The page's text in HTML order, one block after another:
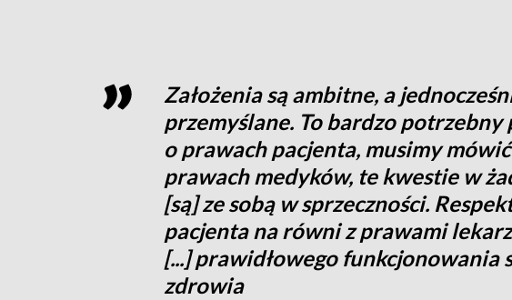
Założenia są ambitne, a
przemyślane. To bardzo
o prawach pacjenta, musimy mówić
prawach medyków, te kwestie w
[są] ze sobą w sprzeczności.
pacjenta na równi z prawami
[...] prawidłowego funkcjonowania
zdrowia